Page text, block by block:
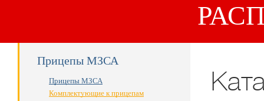
Прицепы МЗСА
Прицепы МЗСА
Комплектующие к прицепам